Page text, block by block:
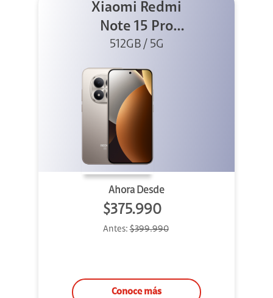
Xiaomi Redmi
Note 15 Pro
512GB 5G Titanio
512GB / 5G
Ahora Desde
$375.990
Antes:$399.990
Conoce más